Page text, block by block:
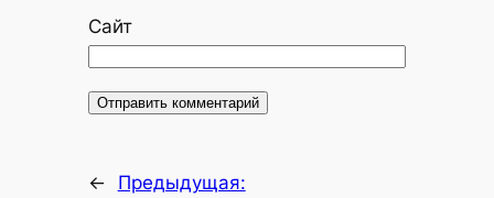
Сайт
←
Предыдущая: